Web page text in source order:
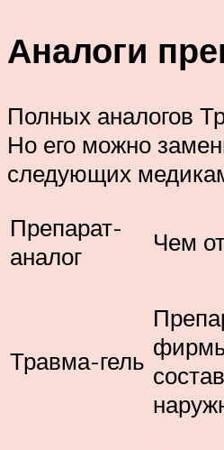
Аналоги
Полных аналогов
Но его можно
следующих
Препарат-
аналог
Чем
Травма-гель